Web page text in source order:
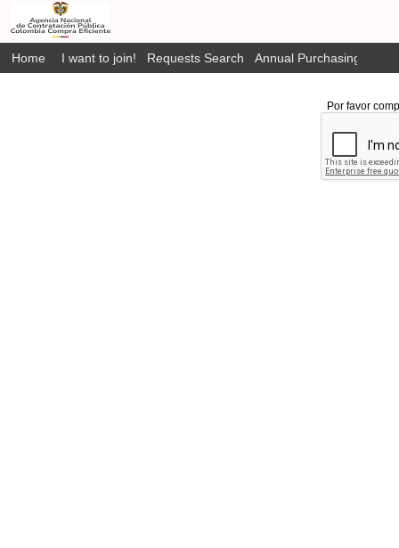
Home I want to join! Requests Search Annual Purchasing Plan
Por favor